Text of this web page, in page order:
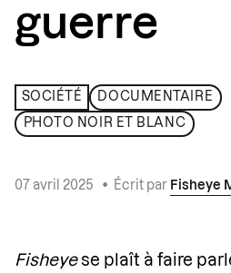
guerre
SOCIÉTÉ DOCUMENTAIRE
PHOTO NOIR ET BLANC
07 avril 2025 • Écrit par Fisheye
Fisheyese plaît à faire